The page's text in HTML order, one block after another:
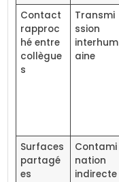
Contact
rapproc
hé entre
collègue
s
Transmi
ssion
interhum
aine
Surfaces
partagé
es
Contami
nation
indirecte